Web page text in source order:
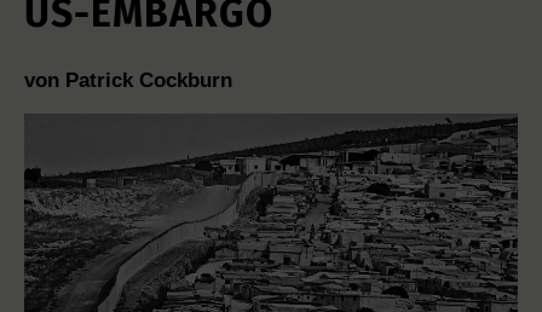
US-EMBARGO
von Patrick Cockburn